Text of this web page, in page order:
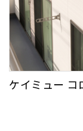
ケイミュー コ